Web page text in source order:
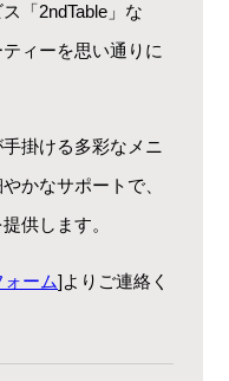
「2ndTable」な
ィーを思い通りに
掛ける多彩なメニ
かなサポートで、
供します。
ォーム]よりご連絡く